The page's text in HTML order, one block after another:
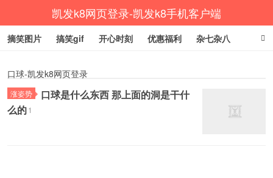
凯发k8网页登录-凯发k8手机客户端
摘笑图片 搞笑gif 开心时刻 优惠福利 杂七杂八
口球-凯发k8网页登录
涨姿势
口球是什么东西 那上面的洞是干什
么的1